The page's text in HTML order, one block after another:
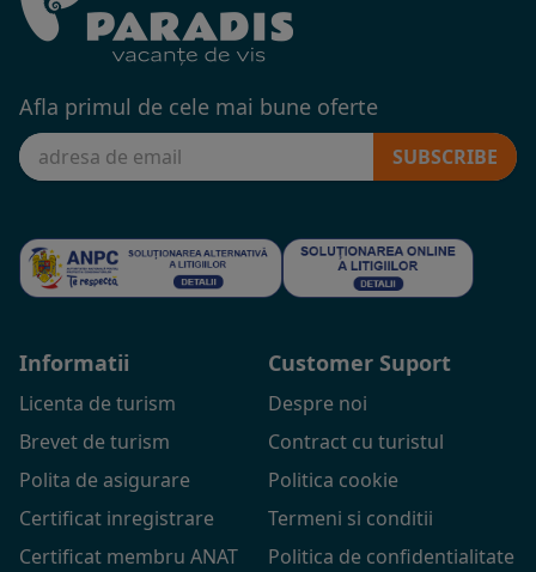
Afla primul de cele mai bune oferte
SUBSCRIBE
Informatii
Licenta de turism
Brevet de turism
Polita de asigurare
Certificat inregistrare
Certificat membru ANAT
Customer Suport
Despre noi
Contract cu turistul
Politica cookie
Termeni si conditii
Politica de confidentialitate